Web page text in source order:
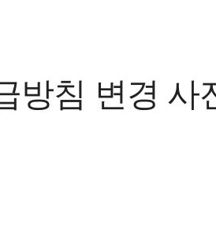
방침 변경 사